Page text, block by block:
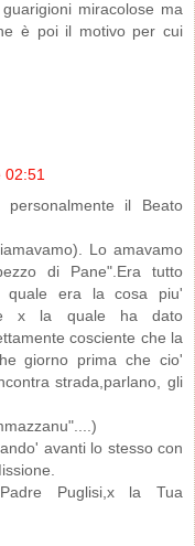
miracolose ma
è poi il motivo per cui
il Beato
Lo amavamo
di Pane".Era tutto
quale era la cosa piu'
x la quale ha dato
cosciente che la
giorno prima che cio'
strada,parlano, gli
avanti lo stesso con
Puglisi,x la Tua